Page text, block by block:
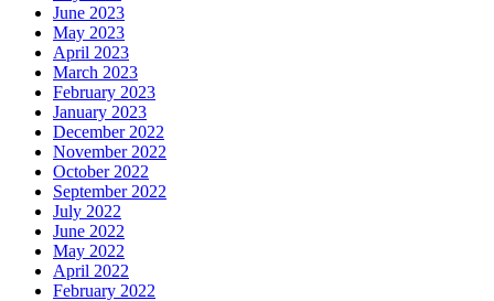
June 2023
May 2023
April 2023
March 2023
February 2023
January 2023
December 2022
November 2022
October 2022
September 2022
July 2022
June 2022
May 2022
April 2022
February 2022